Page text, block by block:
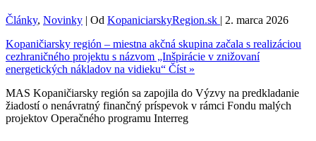
Články, Novinky | Od KopaniciarskyRegion.sk | 2. marca 2026
Kopaničiarsky región – miestna akčná skupina začala s realizáciou
cezhraničného projektu s názvom „Inšpirácie v znižovaní
energetických nákladov na vidieku“ Číst »
MAS Kopaničiarsky región sa zapojila do Výzvy na predkladanie
žiadostí o nenávratný finančný príspevok v rámci Fondu malých
projektov Operačného programu Interreg